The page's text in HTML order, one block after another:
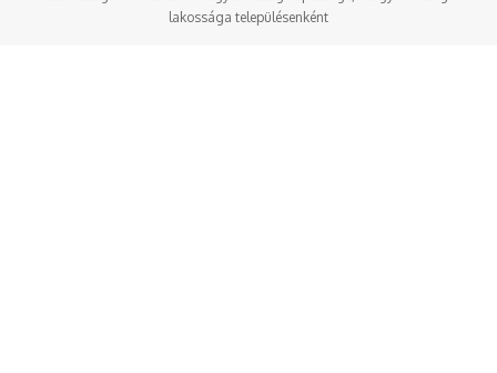
lakossága településenként